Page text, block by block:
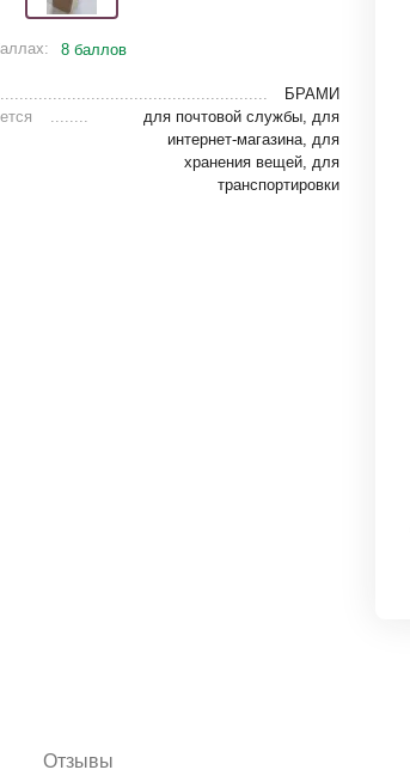
8 баллов
БРАМИ
для почтовой службы, для
интернет-магазина, для
хранения вещей, для
транспортировки
Отзывы